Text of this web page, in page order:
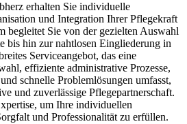
erhalten Sie individuelle
und Integration Ihrer Pflegekraft
begleitet Sie von der gezielten Auswahl
bis hin zur nahtlosen Eingliederung in
Serviceangebot, das eine
effiziente administrative Prozesse,
schnelle Problemlösungen umfasst,
und zuverlässige Pflegepartnerschaft.
um Ihre individuellen
und Professionalität zu erfüllen.